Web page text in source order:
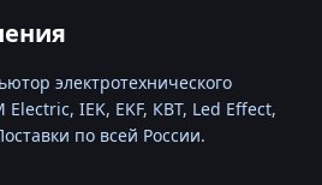
электротехнического
Electric, IEK, EKF, КВТ, Led Effect,
по всей России.